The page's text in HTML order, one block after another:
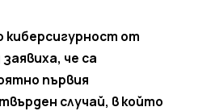
от
че са
първия
случай, в който